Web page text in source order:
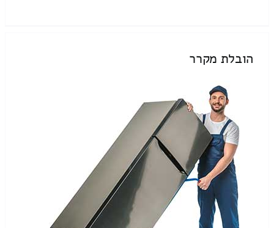
הובלת מקרר